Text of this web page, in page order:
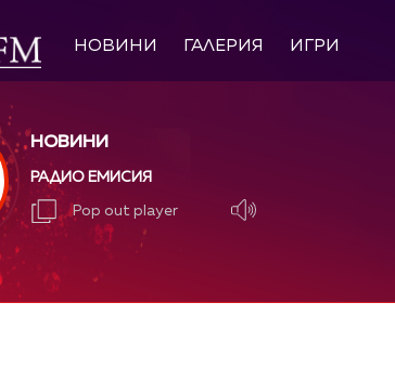
НОВИНИ ГАЛЕРИЯ ИГРИ
НОВИНИ
РАДИО ЕМИСИЯ
Pop out player